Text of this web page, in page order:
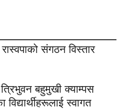
रास्वपाको संगठन विस्तार
त्रिभुवन बहुमुखी क्याम्पस
विद्यार्थीहरूलाई स्वागत